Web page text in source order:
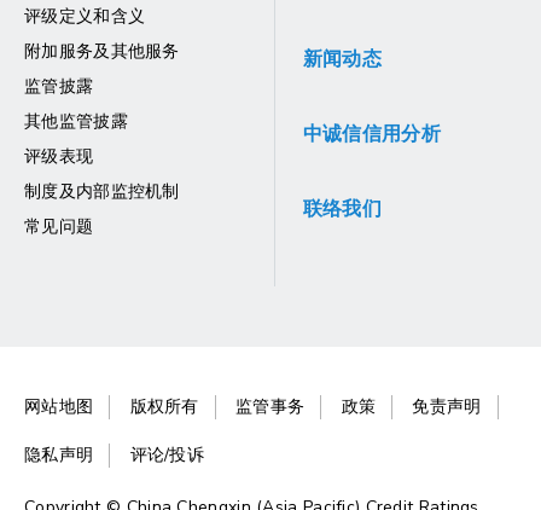
评级定义和含义
附加服务及其他服务
监管披露
其他监管披露
评级表现
制度及内部监控机制
常见问题
新闻动态
中诚信信用分析
联络我们
网站地图 版权所有 监管事务 政策 免责声明
隐私声明 评论/投诉